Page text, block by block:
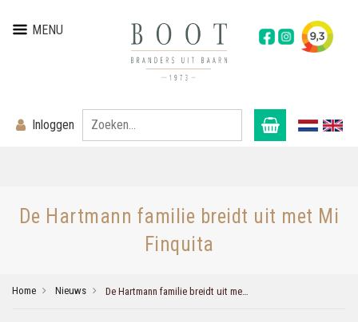
MENU
Inloggen
De Hartmann familie breidt uit met Mi
Finquita
Home Nieuws